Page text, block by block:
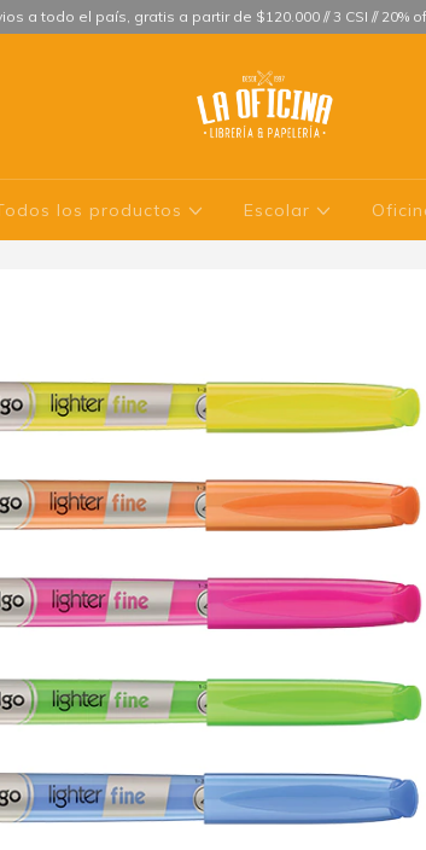
a todo el país, gratis a partir de $120.000 // 3 CSI // 20%
los productos Escolar